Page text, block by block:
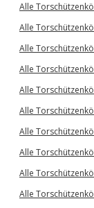
Alle
Alle
Alle
Alle
Alle
Alle
Alle
Alle
Alle
Alle